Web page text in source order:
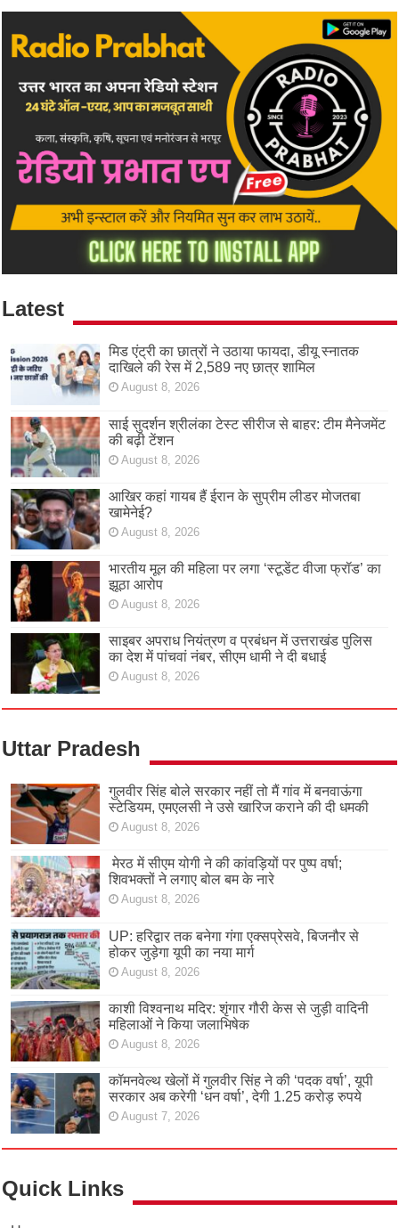
Latest
मिड एंट्री का छात्रों ने उठाया फायदा, डीयू स्नातक
दाखिले की रेस में 2,589 नए छात्र शामिल
August 8, 2026
साई सुदर्शन श्रीलंका टेस्ट सीरीज से बाहर: टीम मैनेजमेंट
की बढ़ी टेंशन
August 8, 2026
आखिर कहां गायब हैं ईरान के सुप्रीम लीडर मोजतबा
खामेनेई?
August 8, 2026
भारतीय मूल की महिला पर लगा ‘स्टूडेंट वीजा फ्रॉड’ का
झूठा आरोप
August 8, 2026
साइबर अपराध नियंत्रण व प्रबंधन में उत्तराखंड पुलिस
का देश में पांचवां नंबर, सीएम धामी ने दी बधाई
August 8, 2026
Uttar Pradesh
गुलवीर सिंह बोले सरकार नहीं तो मैं गांव में बनवाऊंगा
स्टेडियम, एमएलसी ने उसे खारिज कराने की दी धमकी
August 8, 2026
मेरठ में सीएम योगी ने की कांवड़ियों पर पुष्प वर्षा;
शिवभक्तों ने लगाए बोल बम के नारे
August 8, 2026
UP: हरिद्वार तक बनेगा गंगा एक्सप्रेसवे, बिजनौर से
होकर जुड़ेगा यूपी का नया मार्ग
August 8, 2026
काशी विश्वनाथ मदिर: शृंगार गौरी केस से जुड़ी वादिनी
महिलाओं ने किया जलाभिषेक
August 8, 2026
कॉमनवेल्थ खेलों में गुलवीर सिंह ने की ‘पदक वर्षा’, यूपी
सरकार अब करेगी ‘धन वर्षा’, देगी 1.25 करोड़ रुपये
August 7, 2026
Quick Links